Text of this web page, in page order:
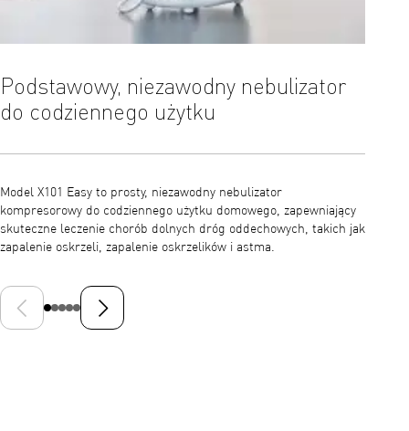
Podstawowy, niezawodny nebulizator
do codziennego użytku
Model X101 Easy to prosty, niezawodny nebulizator
kompresorowy do codziennego użytku domowego, zapewniający
skuteczne leczenie chorób dolnych dróg oddechowych, takich jak
zapalenie oskrzeli, zapalenie oskrzelików i astma.
Poprzedni slajdNastępny slajd